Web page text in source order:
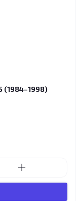
(1984–1998)